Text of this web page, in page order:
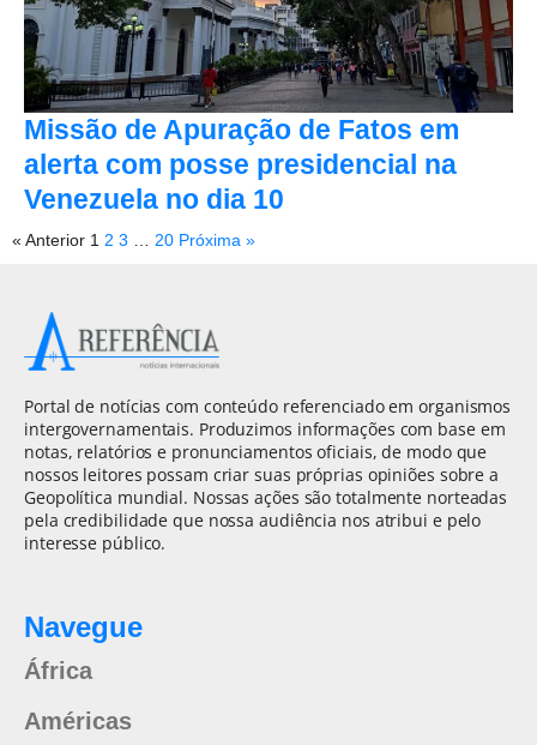
Missão de Apuração de Fatos em
alerta com posse presidencial na
Venezuela no dia 10
« Anterior 1 2 3 … 20 Próxima »
Portal de notícias com conteúdo referenciado em organismos
intergovernamentais. Produzimos informações com base em
notas, relatórios e pronunciamentos oficiais, de modo que
nossos leitores possam criar suas próprias opiniões sobre a
Geopolítica mundial. Nossas ações são totalmente norteadas
pela credibilidade que nossa audiência nos atribui e pelo
interesse público.
Navegue
África
Américas